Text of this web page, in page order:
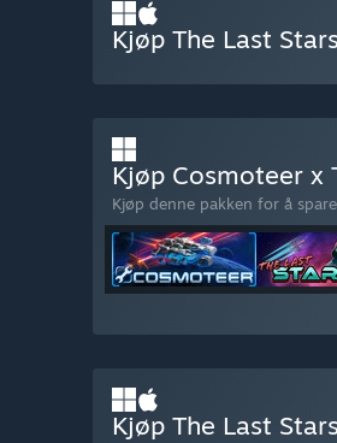
Kjøp The Last
Kjøp Cosmoteer x
Kjøp denne pakken for å
Kjøp The Last